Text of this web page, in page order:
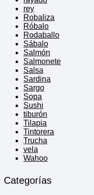
rey
Robaliza
Róbalo
Rodaballo
Sábalo
Salmón
Salmonete
Salsa
Sardina
Sargo
Sopa
Sushi
tiburón
Tilapia
Tintorera
Trucha
vela
Wahoo
Categorías